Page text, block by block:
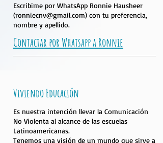
Escribime por WhatsApp Ronnie Hausheer
(ronniecnv@gmail.com) con tu preferencia,
nombre y apellido.
Contactar por Whatsapp a Ronnie
Viviendo Educación
Es nuestra intención llevar la Comunicación
No Violenta al alcance de las escuelas
Latinoamericanas.
Tenemos una visión de un mundo que sirve a